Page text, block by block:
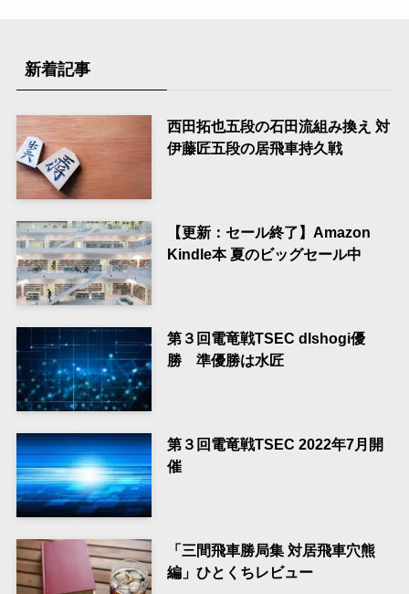
新着記事
西田拓也五段の石田流組み換え 対
伊藤匠五段の居飛車持久戦
【更新：セール終了】Amazon
Kindle本 夏のビッグセール中
第３回電竜戦TSEC dlshogi優
勝 準優勝は水匠
第３回電竜戦TSEC 2022年7月開
催
「三間飛車勝局集 対居飛車穴熊
編」ひとくちレビュー